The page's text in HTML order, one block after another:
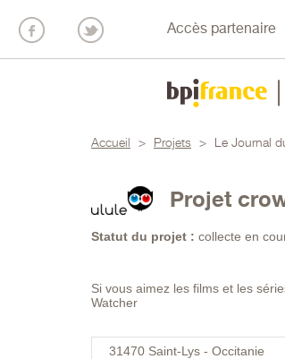
Accès partenaire
Accueil > Projets > Le Journal
Projet
Statut du projet : collecte en
Si vous aimez les films et les
Watcher
31470 Saint-Lys - Occitanie